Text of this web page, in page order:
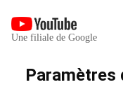
Une filiale de Google
Paramètres